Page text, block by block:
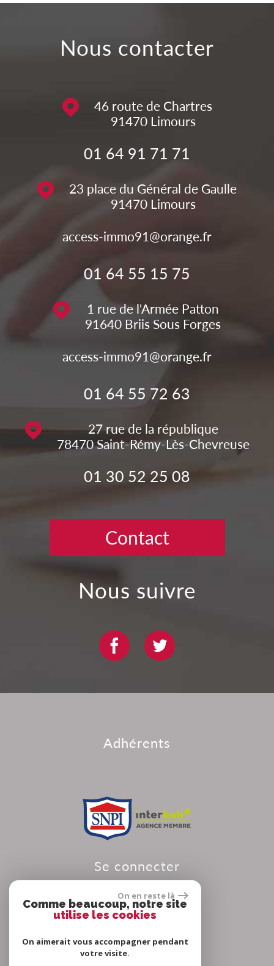
nous contacter
46 route de Chartres
91470 Limours
01 64 91 71 71
23 place du Général de Gaulle
91470 Limours
access-immo91@orange.fr
01 64 55 15 75
1 rue de l'Armée Patton
91640 Briis Sous Forges
access-immo91@orange.fr
01 64 55 72 63
27 rue de la république
78470 Saint-Rémy-Lès-Chevreuse
01 30 52 25 08
Contact
nous suivre
adhérents
se connecter
On en reste là
Comme beaucoup, notre site
utilise les cookies
On aimerait vous accompagner pendant
votre visite.